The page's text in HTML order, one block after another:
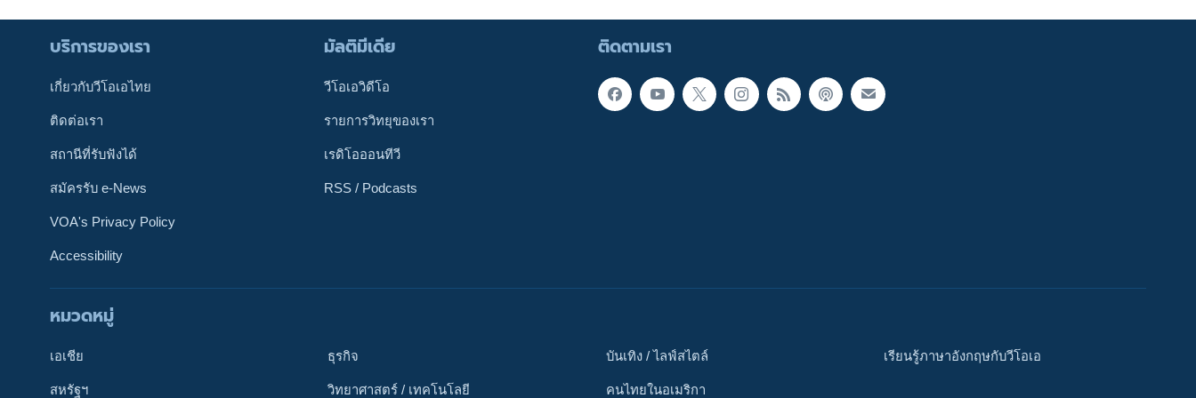
ติดตามเรา
ติดตามเรา
บริการของเรา
เกี่ยวกับวีโอเอไทย
ติดต่อเรา
สถานีที่รับฟังได้
สมัครรับ e-News
VOA's Privacy Policy
Accessibility
มัลติมีเดีย
วีโอเอวิดีโอ
รายการวิทยุของเรา
เรดิโอออนทีวี
RSS / Podcasts
หมวดหมู่
เอเชีย
สหรัฐฯ
ธุรกิจ
วิทยาศาสตร์ / เทคโนโลยี
บันเทิง / ไลฟ์สไตล์
คนไทยในอเมริกา
เรียนรู้ภาษาอังกฤษกับวีโอเอ